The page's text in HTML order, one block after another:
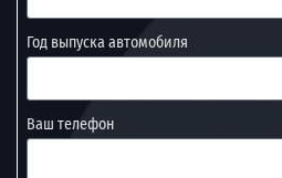
Год выпуска автомобиля
Ваш телефон